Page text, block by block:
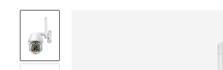
комплектующие
Антенны GSM FM-